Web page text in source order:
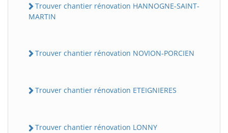
Trouver chantier rénovation HANNOGNE-SAINT-
MARTIN
Trouver chantier rénovation NOVION-PORCIEN
Trouver chantier rénovation ETEIGNIERES
Trouver chantier rénovation LONNY